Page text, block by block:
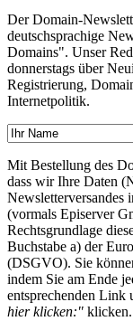
Der Domain-
deutschsprachige
Domains". Unser
donnerstags über
Registrierung,
Internetpolitik.
Mit Bestellung des
dass wir Ihre Daten
Newsletterversandes
(vormals Episerver
Rechtsgrundlage
Buchstabe a) der
(DSGVO). Sie
indem Sie am Ende
entsprechenden Link
hier klicken:" klicken.